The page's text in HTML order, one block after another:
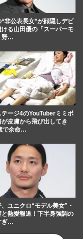
非公表長女”が顔隠しデビ
ける山田優の「スーパーモ
野…
テージ4のYouTuberミミポ
が皮膚から飛び出してき
で余命…
ユニクロ“モデル美女”・
熱愛報道！下半身強調の
ぎ…